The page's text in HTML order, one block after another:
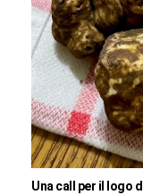
Una call per il logo